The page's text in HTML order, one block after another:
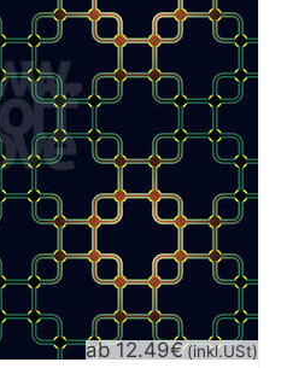
ab 12.49€(inkl.USt)